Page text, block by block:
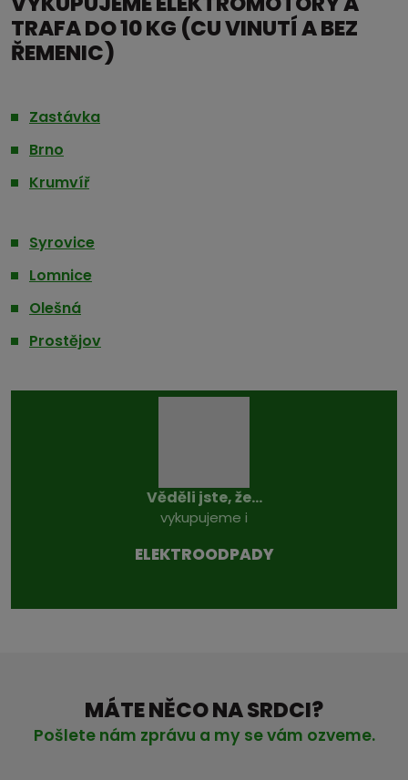
TRAFA DO 10 KG (CU VINUTÍ A BEZ
ŘEMENIC)
Zastávka
Brno
Krumvíř
Syrovice
Lomnice
Olešná
Prostějov
Věděli jste, že...
vykupujeme i
ELEKTROODPADY
MÁTE NĚCO NA SRDCI?
Pošlete nám zprávu a my se vám ozveme.